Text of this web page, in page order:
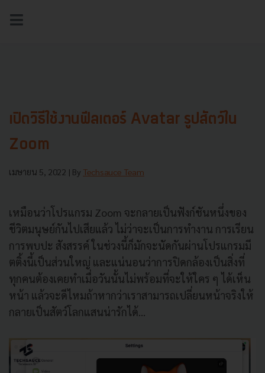
NEWS
เปิดวิธีใช้งานฟีลเตอร์ Avatar รูปสัตว์ใน
Zoom
เมษายน 5, 2022 | By Techsauce Team
เหมือนว่าโปรแกรม Zoom จะกลายเป็นฟังก์ชันหนึ่งของ
ชีวิตมนุษย์กันไปเสียแล้ว ไม่ว่าจะเป็นการทำงาน การเรียน
การพบปะ สังสรรค์ ในช่วงนี้ก็มักจะนัดกันผ่านโปรแกรมมี
ตติ้งนี้เป็นส่วนใหญ่ และแน่นอนว่าการปิดกล้องเป็นสิ่งที่
ทุกคนต้องเคยทำเมื่อวันนั้นไม่พร้อมที่จะให้ใคร ๆ ได้เห็น
หน้า แล้วจะดีไหมถ้าหากว่าเราสามารถเปลี่ยนหน้าจริงให้
กลายเป็นสัตว์โลกแสนน่ารักได้…